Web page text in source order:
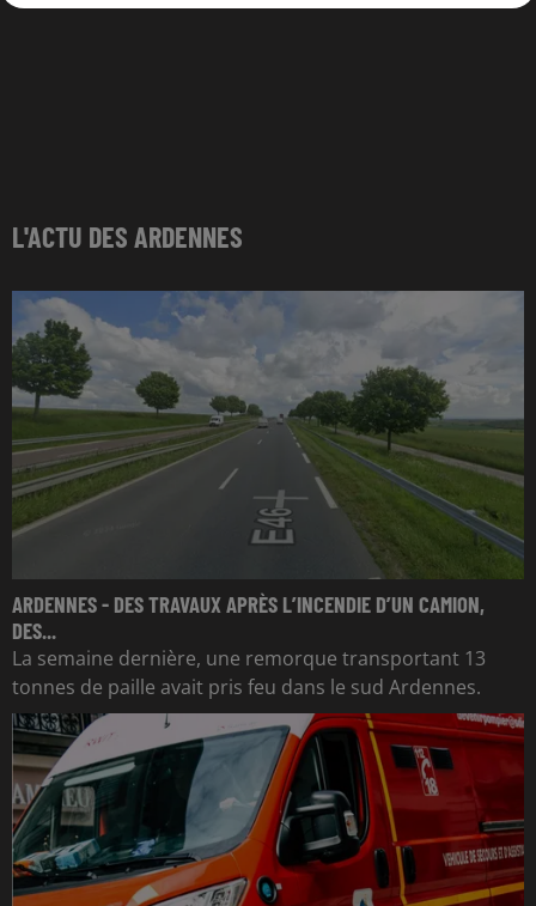
L'ACTU DES ARDENNES
ARDENNES - DES TRAVAUX APRÈS L’INCENDIE D’UN CAMION,
DES...
La semaine dernière, une remorque transportant 13
tonnes de paille avait pris feu dans le sud Ardennes.